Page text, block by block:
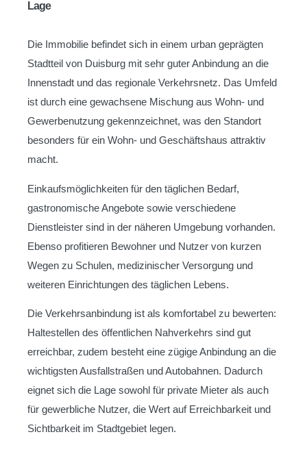
Lage
Die Immobilie befindet sich in einem urban geprägten
Stadtteil von Duisburg mit sehr guter Anbindung an die
Innenstadt und das regionale Verkehrsnetz. Das Umfeld
ist durch eine gewachsene Mischung aus Wohn- und
Gewerbenutzung gekennzeichnet, was den Standort
besonders für ein Wohn- und Geschäftshaus attraktiv
macht.
Einkaufsmöglichkeiten für den täglichen Bedarf,
gastronomische Angebote sowie verschiedene
Dienstleister sind in der näheren Umgebung vorhanden.
Ebenso profitieren Bewohner und Nutzer von kurzen
Wegen zu Schulen, medizinischer Versorgung und
weiteren Einrichtungen des täglichen Lebens.
Die Verkehrsanbindung ist als komfortabel zu bewerten:
Haltestellen des öffentlichen Nahverkehrs sind gut
erreichbar, zudem besteht eine zügige Anbindung an die
wichtigsten Ausfallstraßen und Autobahnen. Dadurch
eignet sich die Lage sowohl für private Mieter als auch
für gewerbliche Nutzer, die Wert auf Erreichbarkeit und
Sichtbarkeit im Stadtgebiet legen.